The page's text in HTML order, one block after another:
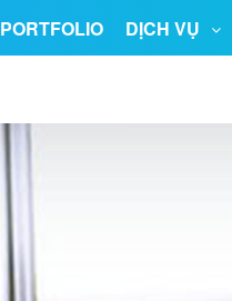
PORTFOLIO DỊCH VỤ